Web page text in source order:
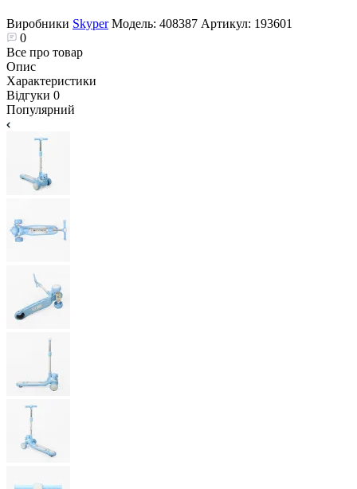
Виробники Skyper Модель: 408387 Артикул: 193601
0
Все про товар
Опис
Характеристики
Відгуки 0
Популярний